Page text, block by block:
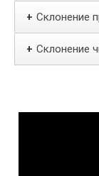
+ Склонение
+ Склонение